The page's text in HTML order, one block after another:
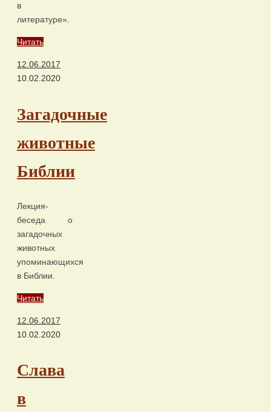
в
литературе».
Читать
12.06.2017
10.02.2020
Загадочные
животные
Библии
Лекция-
беседа о
загадочных
животных
упоминающихся
в Библии.
Читать
12.06.2017
10.02.2020
Слава
в